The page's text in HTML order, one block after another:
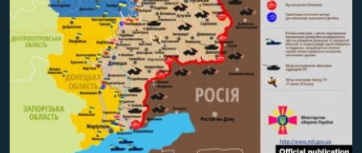
КРИМ РЕАЛІЇ
УКР
ДОЛУЧАЙСЯ!